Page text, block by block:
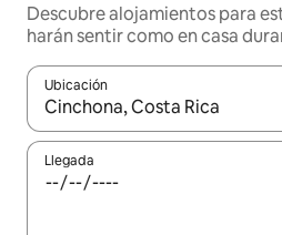
Descubre alojamientos para
harán sentir como en casa
Ubicación
Cuando los resultados estén
Llegada